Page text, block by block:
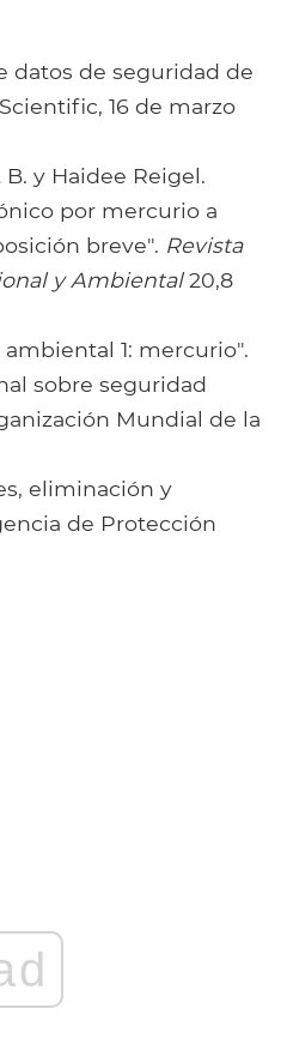
datos de seguridad de
16 de marzo
y Haidee Reigel.
por mercurio a
breve". Revista
y Ambiental20,8
1: mercurio".
sobre seguridad
Mundial de la
eliminación y
de Protección